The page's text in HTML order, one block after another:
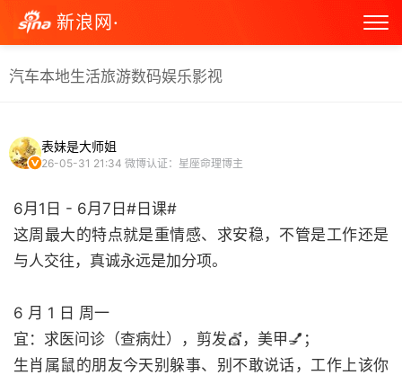
新浪网·
汽车本地生活旅游数码娱乐影视
表妹是大师姐
26-05-31 21:34 微博认证：星座命理博主
6月1日 - 6月7日#日课#
这周最大的特点就是重情感、求安稳，不管是工作还是
与人交往，真诚永远是加分项。
6 月 1 日 周一
宜：求医问诊（查病灶），剪发💇，美甲💅；
生肖属鼠的朋友今天别躲事、别不敢说话，工作上该你